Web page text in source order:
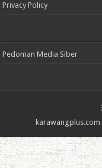
Privacy Policy
Pedoman Media Siber
karawangplus.com